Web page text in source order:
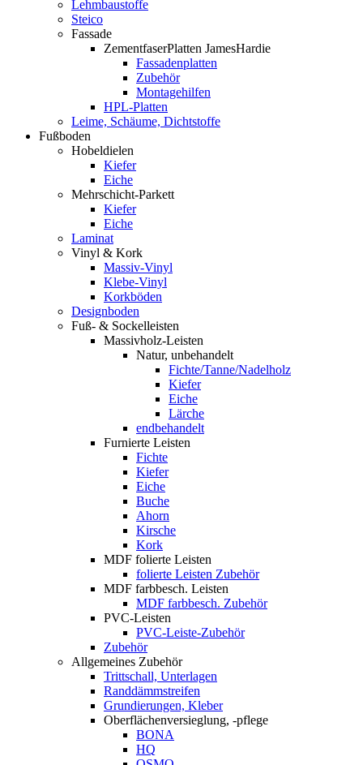
Lehmbaustoffe
Steico
Fassade
ZementfaserPlatten JamesHardie
Fassadenplatten
Zubehör
Montagehilfen
HPL-Platten
Leime, Schäume, Dichtstoffe
Fußboden
Hobeldielen
Kiefer
Eiche
Mehrschicht-Parkett
Kiefer
Eiche
Laminat
Vinyl & Kork
Massiv-Vinyl
Klebe-Vinyl
Korkböden
Designboden
Fuß- & Sockelleisten
Massivholz-Leisten
Natur, unbehandelt
Fichte/Tanne/Nadelholz
Kiefer
Eiche
Lärche
endbehandelt
Furnierte Leisten
Fichte
Kiefer
Eiche
Buche
Ahorn
Kirsche
Kork
MDF folierte Leisten
folierte Leisten Zubehör
MDF farbbesch. Leisten
MDF farbbesch. Zubehör
PVC-Leisten
PVC-Leiste-Zubehör
Zubehör
Allgemeines Zubehör
Trittschall, Unterlagen
Randdämmstreifen
Grundierungen, Kleber
Oberflächenversieglung, -pflege
BONA
HQ